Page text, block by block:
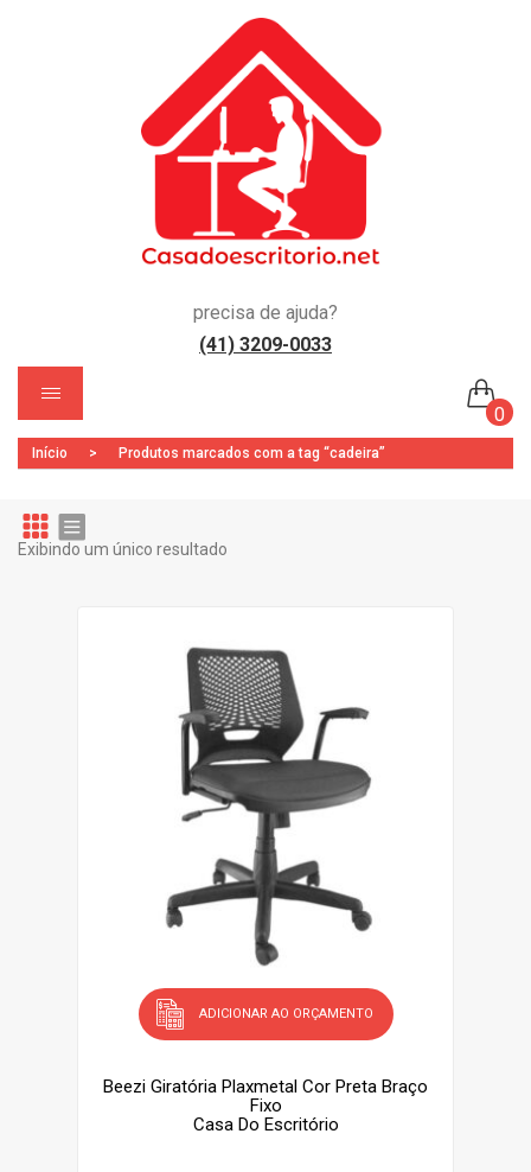
precisa de ajuda?
(41) 3209-0033
0
Nenhum produto no carrinho.
Início > Produtos marcados com a tag “cadeira”
Exibindo um único resultado
ADICIONAR AO ORÇAMENTO
Beezi Giratória Plaxmetal Cor Preta Braço
Fixo
Casa Do Escritório